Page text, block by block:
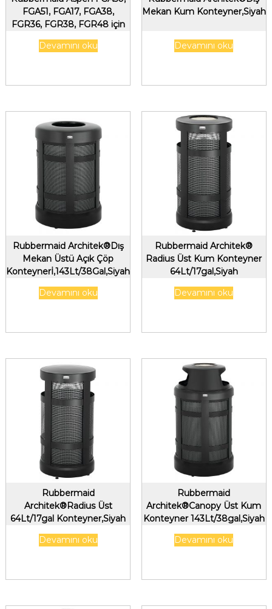
FGA51, FGA17, FGA38,
FGR36, FGR38, FGR48 için
Bağlantı Kiti
Devamını oku
Mekan Kum Konteyner,Siyah
Devamını oku
Rubbermaid Architek®Dış
Mekan Üstü Açık Çöp
Konteynerİ,143Lt/38Gal,Siyah
Devamını oku
Rubbermaid Architek®
Radius Üst Kum Konteyner
64Lt/17gal,Siyah
Devamını oku
Rubbermaid
Architek®Radius Üst
64Lt/17gal Konteyner,Siyah
Devamını oku
Rubbermaid
Architek®Canopy Üst Kum
Konteyner 143Lt/38gal,Siyah
Devamını oku